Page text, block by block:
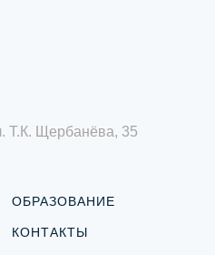
Т.К. Щербанёва, 35
ОБРАЗОВАНИЕ
КОНТАКТЫ